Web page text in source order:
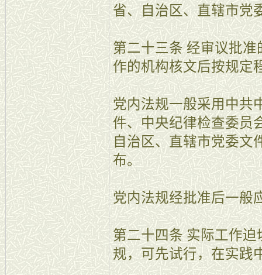
省、自治区、直辖市党
第二十三条 经审议批
作的机构核文后按规定
党内法规一般采用中共
件、中央纪律检查委员
自治区、直辖市党委文
布。
党内法规经批准后一般
第二十四条 实际工作
规，可先试行，在实践